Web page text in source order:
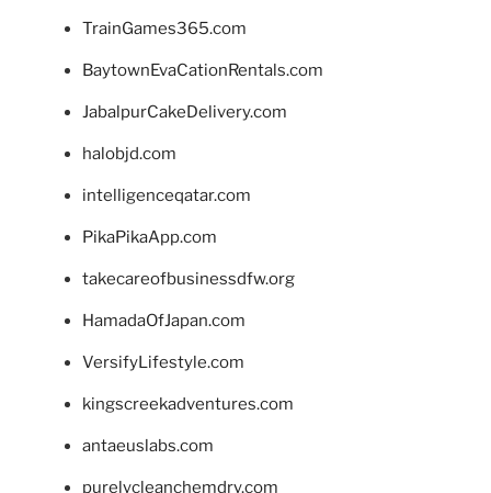
TrainGames365.com
BaytownEvaCationRentals.com
JabalpurCakeDelivery.com
halobjd.com
intelligenceqatar.com
PikaPikaApp.com
takecareofbusinessdfw.org
HamadaOfJapan.com
VersifyLifestyle.com
kingscreekadventures.com
antaeuslabs.com
purelycleanchemdry.com